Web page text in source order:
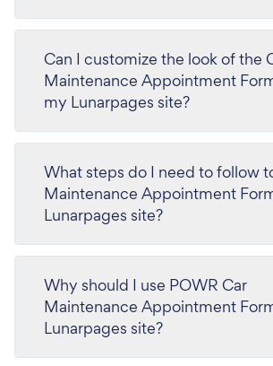
Can I customize the look of the
Maintenance Appointment
my Lunarpages site?
What steps do I need to follow
Maintenance Appointment
Lunarpages site?
Why should I use POWR Car
Maintenance Appointment
Lunarpages site?